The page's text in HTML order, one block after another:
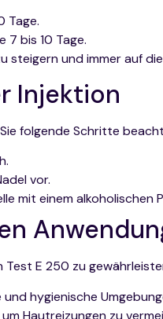
Tage.
7 bis 10 Tage.
steigern und immer auf
Injektion
folgende Schritte
vor.
mit einem alkoholischen
Test E 250 zu
hygienische
Hautreizungen zu